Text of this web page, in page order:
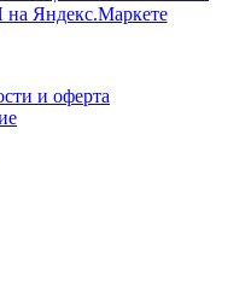
и оферта